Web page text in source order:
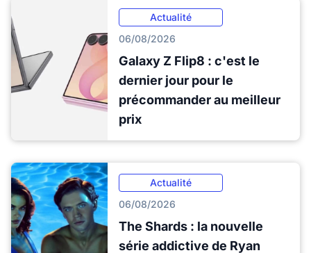
Actualité
06/08/2026
Galaxy Z Flip8 : c'est le
dernier jour pour le
précommander au meilleur
prix
Actualité
06/08/2026
The Shards : la nouvelle
série addictive de Ryan